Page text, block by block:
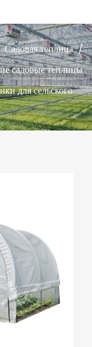
Садовая теплица /
садовые теплицы
для сельского